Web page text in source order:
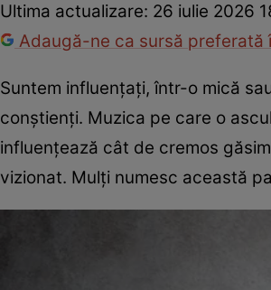
Ultima actualizare: 26 iulie 2026
Adaugă-ne ca sursă preferată
Suntem influențați, într-o mică
conștienți. Muzica pe care o
influențează cât de cremos
vizionat. Mulți numesc această